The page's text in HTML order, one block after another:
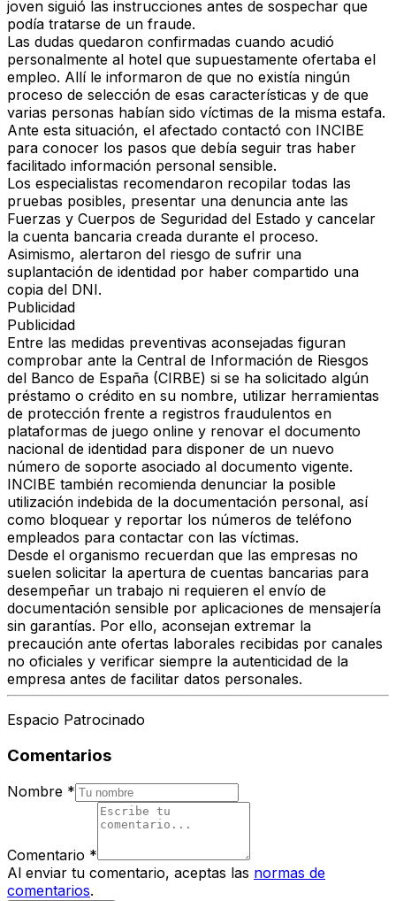
joven siguió las instrucciones antes de sospechar que
podía tratarse de un fraude.
Las dudas quedaron confirmadas cuando acudió
personalmente al hotel que supuestamente ofertaba el
empleo. Allí le informaron de que no existía ningún
proceso de selección de esas características y de que
varias personas habían sido víctimas de la misma estafa.
Ante esta situación, el afectado contactó con INCIBE
para conocer los pasos que debía seguir tras haber
facilitado información personal sensible.
Los especialistas recomendaron recopilar todas las
pruebas posibles, presentar una denuncia ante las
Fuerzas y Cuerpos de Seguridad del Estado y cancelar
la cuenta bancaria creada durante el proceso.
Asimismo, alertaron del riesgo de sufrir una
suplantación de identidad por haber compartido una
copia del DNI.
Publicidad
Publicidad
Entre las medidas preventivas aconsejadas figuran
comprobar ante la Central de Información de Riesgos
del Banco de España (CIRBE) si se ha solicitado algún
préstamo o crédito en su nombre, utilizar herramientas
de protección frente a registros fraudulentos en
plataformas de juego online y renovar el documento
nacional de identidad para disponer de un nuevo
número de soporte asociado al documento vigente.
INCIBE también recomienda denunciar la posible
utilización indebida de la documentación personal, así
como bloquear y reportar los números de teléfono
empleados para contactar con las víctimas.
Desde el organismo recuerdan que las empresas no
suelen solicitar la apertura de cuentas bancarias para
desempeñar un trabajo ni requieren el envío de
documentación sensible por aplicaciones de mensajería
sin garantías. Por ello, aconsejan extremar la
precaución ante ofertas laborales recibidas por canales
no oficiales y verificar siempre la autenticidad de la
empresa antes de facilitar datos personales.
Espacio Patrocinado
Comentarios
Nombre *
Comentario *
Al enviar tu comentario, aceptas las normas de
comentarios.